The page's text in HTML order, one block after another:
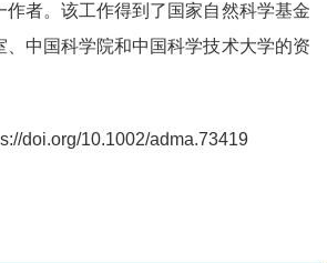
作者。该工作得到了国家自然科学基金
、中国科学院和中国科学技术大学的资
doi.org/10.1002/adma.73419